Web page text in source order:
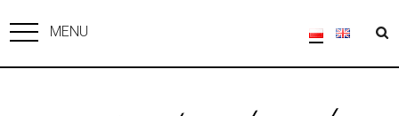
MENU